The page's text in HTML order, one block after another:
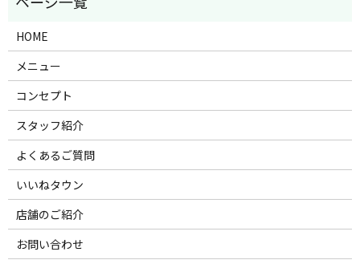
HOME
メニュー
コンセプト
スタッフ紹介
よくあるご質問
いいねタウン
店舗のご紹介
お問い合わせ